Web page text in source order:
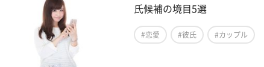
氏候補の境目5選
#恋愛 #彼氏 #カップル